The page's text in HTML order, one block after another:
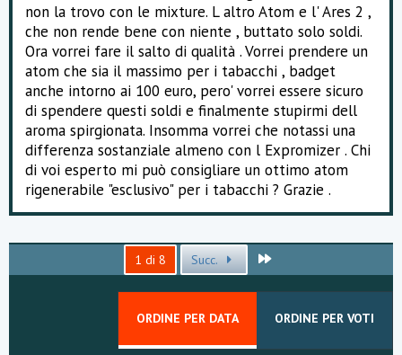
non la trovo con le mixture. L altro Atom e l' Ares 2 ,
che non rende bene con niente , buttato solo soldi.
Ora vorrei fare il salto di qualità . Vorrei prendere un
atom che sia il massimo per i tabacchi , badget
anche intorno ai 100 euro, pero' vorrei essere sicuro
di spendere questi soldi e finalmente stupirmi dell
aroma spirgionata. Insomma vorrei che notassi una
differenza sostanziale almeno con l Expromizer . Chi
di voi esperto mi può consigliare un ottimo atom
rigenerabile "esclusivo" per i tabacchi ? Grazie .
1 di 8 Succ.
ORDINE PER DATA ORDINE PER VOTI